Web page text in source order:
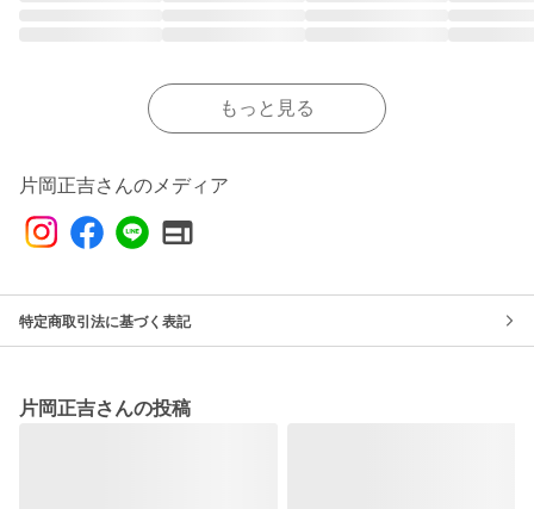
もっと見る
片岡正吉さんのメディア
特定商取引法に基づく表記
片岡正吉さんの投稿